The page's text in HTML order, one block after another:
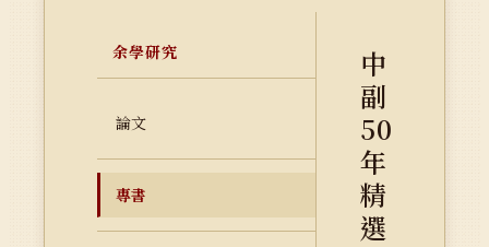
余學研究
論文
專書
中
副
50
年
精
選